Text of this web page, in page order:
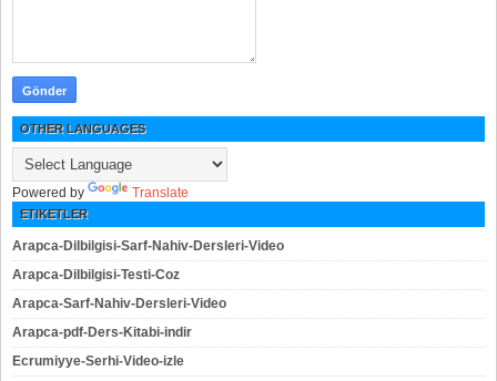
OTHER LANGUAGES
Powered by Translate
ETIKETLER
Arapca-Dilbilgisi-Sarf-Nahiv-Dersleri-Video
Arapca-Dilbilgisi-Testi-Coz
Arapca-Sarf-Nahiv-Dersleri-Video
Arapca-pdf-Ders-Kitabi-indir
Ecrumiyye-Serhi-Video-izle